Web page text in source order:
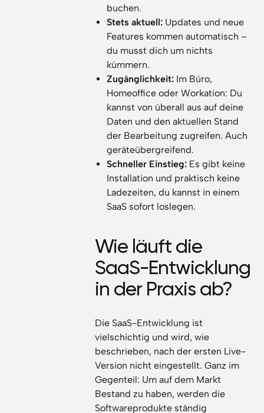
buchen.
Stets aktuell: Updates und neue
Features kommen automatisch –
du musst dich um nichts
kümmern.
Zugänglichkeit: Im Büro,
Homeoffice oder Workation: Du
kannst von überall aus auf deine
Daten und den aktuellen Stand
der Bearbeitung zugreifen. Auch
geräteübergreifend.
Schneller Einstieg:Es gibt keine
Installation und praktisch keine
Ladezeiten, du kannst in einem
SaaS sofort loslegen.
Wie läuft die
SaaS-Entwicklung
in der Praxis ab?
Die SaaS-Entwicklung ist
vielschichtig und wird, wie
beschrieben, nach der ersten Live-
Version nicht eingestellt. Ganz im
Gegenteil: Um auf dem Markt
Bestand zu haben, werden die
Softwareprodukte ständig